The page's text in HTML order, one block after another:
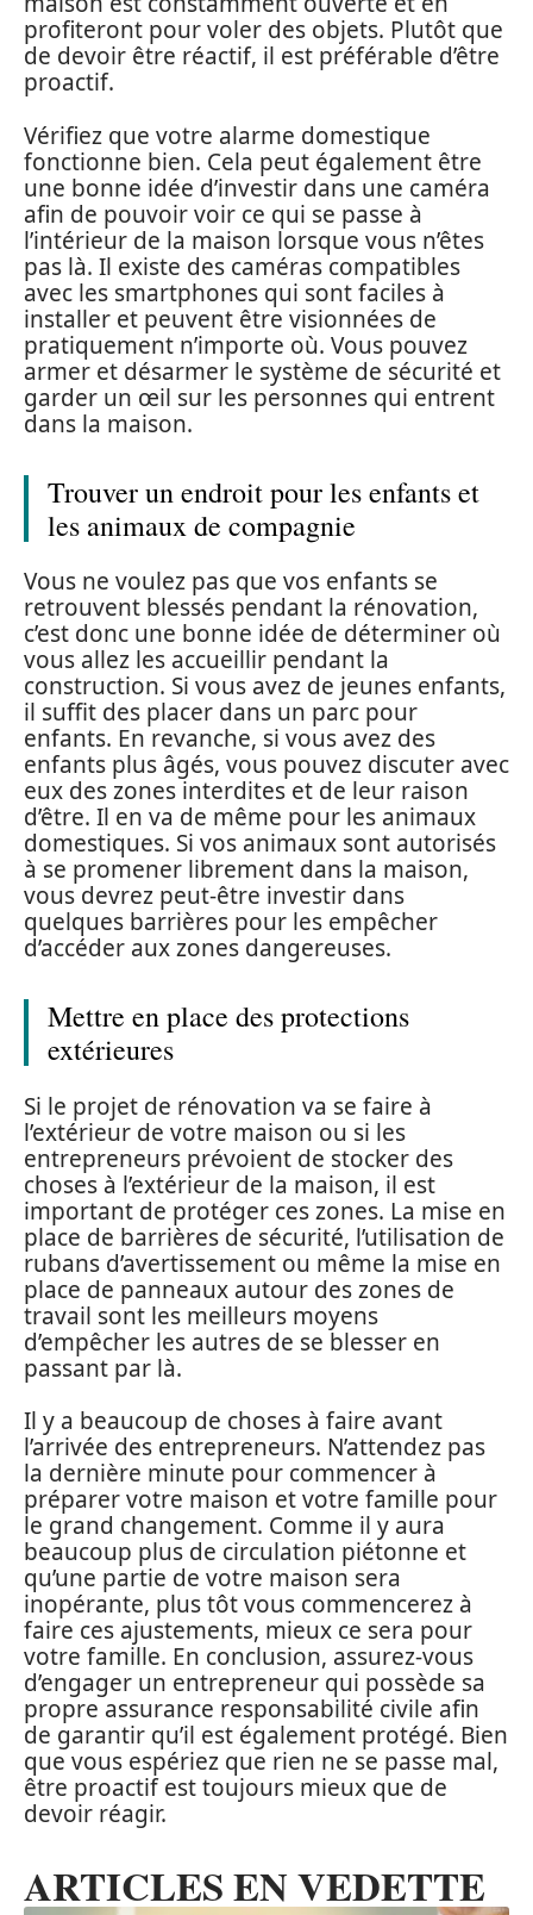
profiteront pour voler des objets. Plutôt que
de devoir être réactif, il est préférable d’être
proactif.
Vérifiez que votre alarme domestique
fonctionne bien. Cela peut également être
une bonne idée d’investir dans une caméra
afin de pouvoir voir ce qui se passe à
l’intérieur de la maison lorsque vous n’êtes
pas là. Il existe des caméras compatibles
avec les smartphones qui sont faciles à
installer et peuvent être visionnées de
pratiquement n’importe où. Vous pouvez
armer et désarmer le système de sécurité et
garder un œil sur les personnes qui entrent
dans la maison.
Trouver un endroit pour les enfants et
les animaux de compagnie
Vous ne voulez pas que vos enfants se
retrouvent blessés pendant la rénovation,
c’est donc une bonne idée de déterminer où
vous allez les accueillir pendant la
construction. Si vous avez de jeunes enfants,
il suffit des placer dans un parc pour
enfants. En revanche, si vous avez des
enfants plus âgés, vous pouvez discuter avec
eux des zones interdites et de leur raison
d’être. Il en va de même pour les animaux
domestiques. Si vos animaux sont autorisés
à se promener librement dans la maison,
vous devrez peut-être investir dans
quelques barrières pour les empêcher
d’accéder aux zones dangereuses.
Mettre en place des protections
extérieures
Si le projet de rénovation va se faire à
l’extérieur de votre maison ou si les
entrepreneurs prévoient de stocker des
choses à l’extérieur de la maison, il est
important de protéger ces zones. La mise en
place de barrières de sécurité, l’utilisation de
rubans d’avertissement ou même la mise en
place de panneaux autour des zones de
travail sont les meilleurs moyens
d’empêcher les autres de se blesser en
passant par là.
Il y a beaucoup de choses à faire avant
l’arrivée des entrepreneurs. N’attendez pas
la dernière minute pour commencer à
préparer votre maison et votre famille pour
le grand changement. Comme il y aura
beaucoup plus de circulation piétonne et
qu’une partie de votre maison sera
inopérante, plus tôt vous commencerez à
faire ces ajustements, mieux ce sera pour
votre famille. En conclusion, assurez-vous
d’engager un entrepreneur qui possède sa
propre assurance responsabilité civile afin
de garantir qu’il est également protégé. Bien
que vous espériez que rien ne se passe mal,
être proactif est toujours mieux que de
devoir réagir.
ARTICLES EN VEDETTE